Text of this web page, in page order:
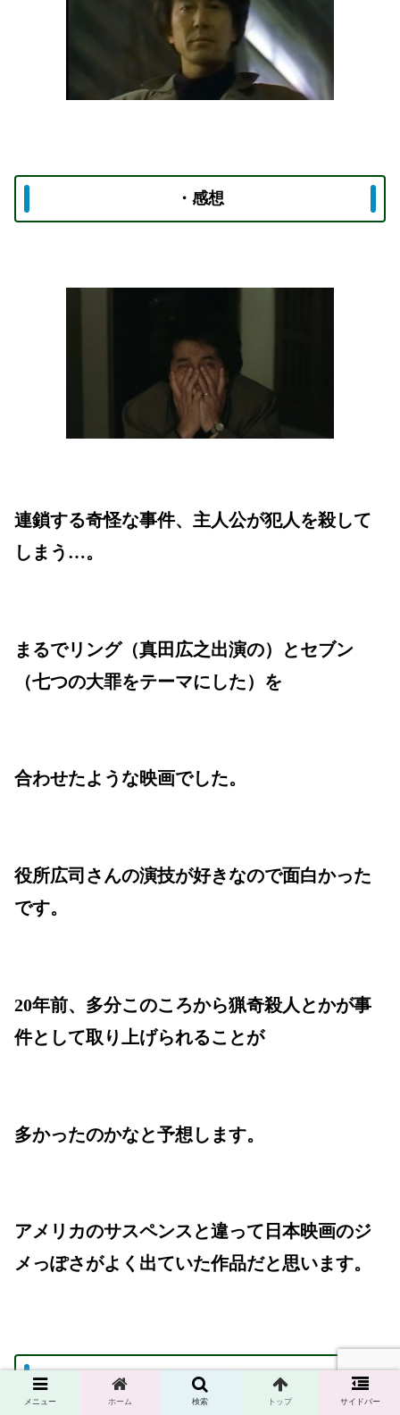
・感想
連鎖する奇怪な事件、主人公が犯人を殺して
しまう…。
まるでリング（真田広之出演の）とセブン
（七つの大罪をテーマにした）を
合わせたような映画でした。
役所広司さんの演技が好きなので面白かった
です。
20年前、多分このころから猟奇殺人とかが事
件として取り上げられることが
多かったのかなと予想します。
アメリカのサスペンスと違って日本映画のジ
メっぽさがよく出ていた作品だと思います。
・キャスト・スタッフ
メニュー ホーム 検索 トップ サイドバー